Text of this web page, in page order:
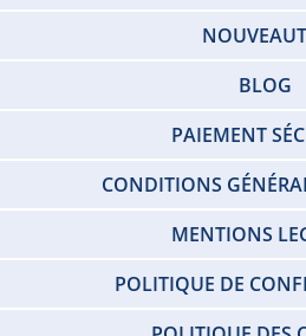
BLOG
PAIEMENT
CONDITIONS
MENTIONS
POLITIQUE DE